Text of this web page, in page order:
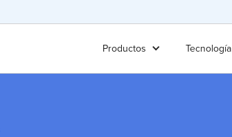
Productos Tecnología